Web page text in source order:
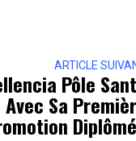
ARTICLE
Pôle
Sa